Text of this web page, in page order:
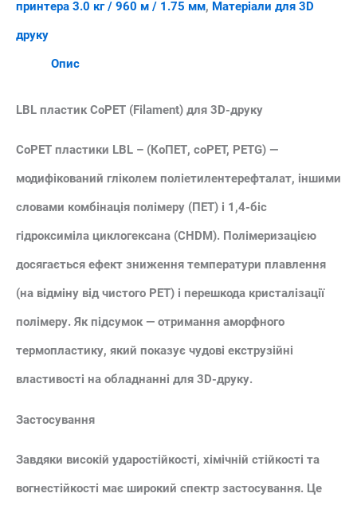
принтера 3.0 кг / 960 м / 1.75 мм, Матеріали для 3D
друку
Опис
LBL пластик CoPET (Filament) для 3D-друку
CoPET пластики LBL – (КоПЕТ, coPET, PETG) —
модифікований гліколем поліетилентерефталат, іншими
словами комбінація полімеру (ПЕТ) і 1,4-біс
гідроксиміла циклогексана (CHDM). Полімеризацією
досягається ефект зниження температури плавлення
(на відміну від чистого PET) і перешкода кристалізації
полімеру. Як підсумок — отримання аморфного
термопластику, який показує чудові екструзійні
властивості на обладнанні для 3D-друку.
Застосування
Завдяки високій ударостійкості, хімічній стійкості та
вогнестійкості має широкий спектр застосування. Це